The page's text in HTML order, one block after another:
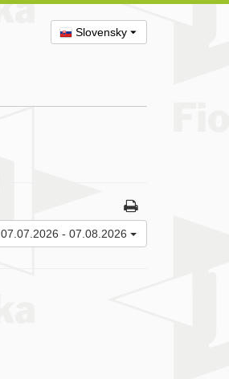
Slovensky
07.07.2026 - 07.08.2026